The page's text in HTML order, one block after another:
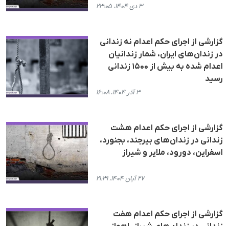
۳ دی ۱۴۰۴، ۲۳:۰۵
گزارشی از اجرای حکم اعدام نە زندانی
در زندان‌های ایران، شمار زندانیان
اعدام شده به بیش از ۱۵۰۰ زندانی
رسید
۳ آذر ۱۴۰۴، ۱۶:۰۸
گزارشی از اجرای حکم اعدام هشت
زندانی در زندان‌های بیرجند، بجنورد،
اسفراین، دورود، ملایر و شیراز
۲۷ آبان ۱۴۰۴، ۲۱:۳۱
گزارشی از اجرای حکم اعدام هفت